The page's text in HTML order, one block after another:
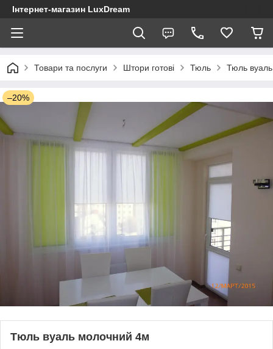
Інтернет-магазин LuxDream
Товари та послуги Штори готові Тюль Тюль
–20%
Тюль вуаль молочний 4м